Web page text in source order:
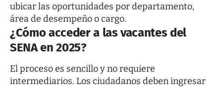
ubicar las oportunidades por departamento,
área de desempeño o cargo.
¿Cómo acceder a las vacantes del
SENA en 2025?
El proceso es sencillo y no requiere
intermediarios. Los ciudadanos deben ingresar